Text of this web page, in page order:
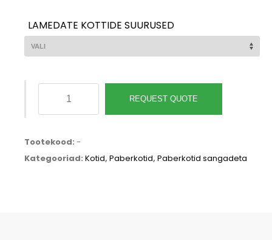
LAMEDATE KOTTIDE SUURUSED
kraft
paberist
REQUEST QUOTE
Tootekood: -
Kategooriad: Kotid, Paberkotid, Paberkotid sangadeta